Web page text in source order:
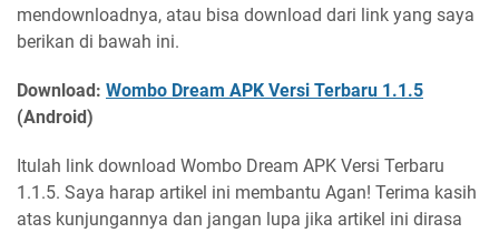
mendownloadnya, atau bisa download dari link yang saya
berikan di bawah ini.
Download: Wombo Dream APK Versi Terbaru 1.1.5
(Android)
Itulah link download Wombo Dream APK Versi Terbaru
1.1.5. Saya harap artikel ini membantu Agan! Terima kasih
atas kunjungannya dan jangan lupa jika artikel ini dirasa